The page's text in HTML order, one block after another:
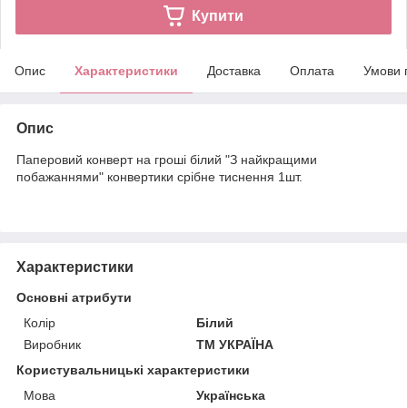
Купити
Опис Характеристики Доставка Оплата Умови
Опис
Паперовий конверт на гроші білий "З найкращими
побажаннями" конвертики срібне тиснення 1шт.
Характеристики
Основні атрибути
Колір
Білий
Виробник
ТМ УКРАЇНА
Користувальницькі характеристики
Мова
Українська